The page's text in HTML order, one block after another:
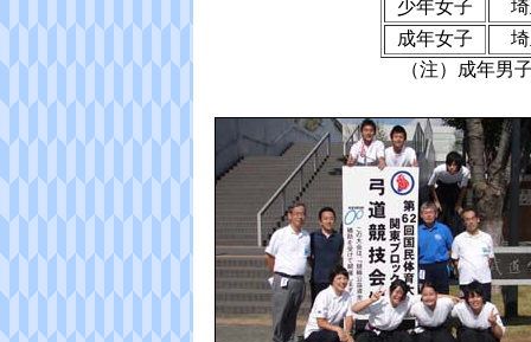
少年女子
成年女子
（注）成年男